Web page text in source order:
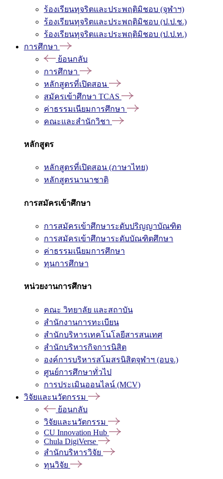
ร้องเรียนทุจริตและประพฤติมิชอบ (จุฬาฯ)
ร้องเรียนทุจริตและประพฤติมิชอบ (ป.ป.ช.)
ร้องเรียนทุจริตและประพฤติมิชอบ (ป.ป.ท.)
การศึกษา
ย้อนกลับ
การศึกษา
หลักสูตรที่เปิดสอน
สมัครเข้าศึกษา TCAS
ค่าธรรมเนียมการศึกษา
คณะและสำนักวิชา
หลักสูตร
หลักสูตรที่เปิดสอน (ภาษาไทย)
หลักสูตรนานาชาติ
การสมัครเข้าศึกษา
การสมัครเข้าศึกษาระดับปริญญาบัณฑิต
การสมัครเข้าศึกษาระดับบัณฑิตศึกษา
ค่าธรรมเนียมการศึกษา
ทุนการศึกษา
หน่วยงานการศึกษา
คณะ วิทยาลัย และสถาบัน
สำนักงานการทะเบียน
สำนักบริหารเทคโนโลยีสารสนเทศ
สำนักบริหารกิจการนิสิต
องค์การบริหารสโมสรนิสิตจุฬาฯ (อบจ.)
ศูนย์การศึกษาทั่วไป
การประเมินออนไลน์ (MCV)
วิจัยและนวัตกรรม
ย้อนกลับ
วิจัยและนวัตกรรม
CU Innovation Hub
Chula DigiVerse
สำนักบริหารวิจัย
ทุนวิจัย